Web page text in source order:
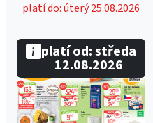
platí do: úterý 25.08.2026
platí od: středa
12.08.2026